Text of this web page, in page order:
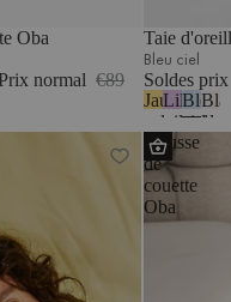
Oba
normal €89
Taie
Bleu ciel
Soldes prix
Jaune
soleil
Lilas
pastel
Bleu
ciel
Housse
de
couette
Oba